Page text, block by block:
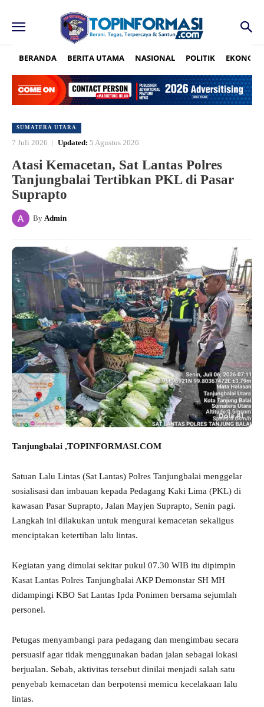
BERANDA BERITA UTAMA NASIONAL POLITIK EKONOMI
SUMATERA UTARA
7 Juli 2026 Updated: 5 Agustus 2026
Atasi Kemacetan, Sat Lantas Polres
Tanjungbalai Tertibkan PKL di Pasar
Suprapto
By Admin
Tanjungbalai ,TOPINFORMASI.COM
Satuan Lalu Lintas (Sat Lantas) Polres Tanjungbalai menggelar
sosialisasi dan imbauan kepada Pedagang Kaki Lima (PKL) di
kawasan Pasar Suprapto, Jalan Mayjen Suprapto, Senin pagi.
Langkah ini dilakukan untuk mengurai kemacetan sekaligus
menciptakan ketertiban lalu lintas.
Kegiatan yang dimulai sekitar pukul 07.30 WIB itu dipimpin
Kasat Lantas Polres Tanjungbalai AKP Demonstar SH MH
didampingi KBO Sat Lantas Ipda Ponimen bersama sejumlah
personel.
Petugas menyambangi para pedagang dan mengimbau secara
persuasif agar tidak menggunakan badan jalan sebagai lokasi
berjualan. Sebab, aktivitas tersebut dinilai menjadi salah satu
penyebab kemacetan dan berpotensi memicu kecelakaan lalu
lintas.